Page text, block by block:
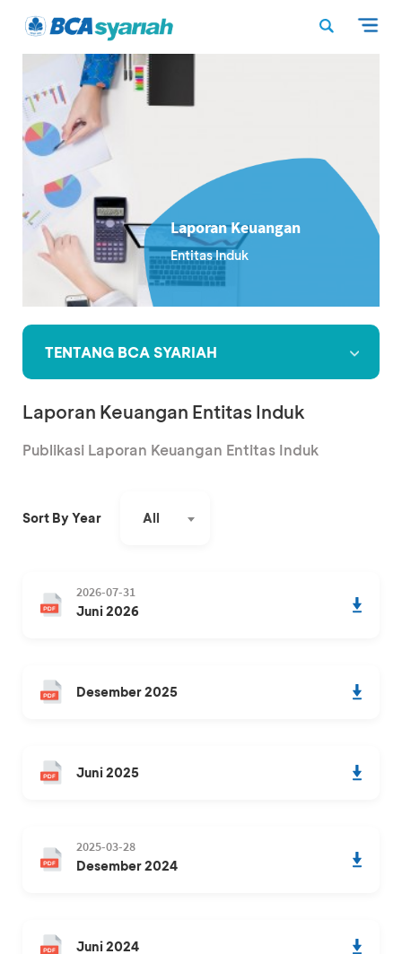
Laporan Keuangan
Entitas Induk
TENTANG BCA SYARIAH
Laporan Keuangan Entitas Induk
Publikasi Laporan Keuangan Entitas Induk
Sort By Year All
2026-07-31
Juni 2026
Desember 2025
Juni 2025
2025-03-28
Desember 2024
Juni 2024